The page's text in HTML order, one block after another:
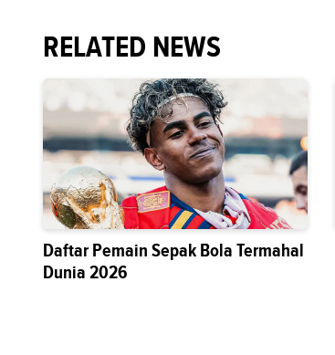
RELATED NEWS
Daftar Pemain Sepak Bola Termahal
Dunia 2026